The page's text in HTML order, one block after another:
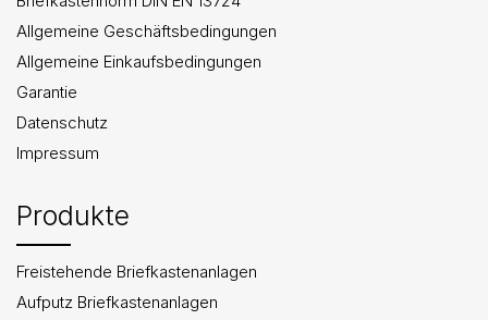
Allgemeine Geschäftsbedingungen
Allgemeine Einkaufsbedingungen
Garantie
Datenschutz
Impressum
Produkte
Freistehende Briefkastenanlagen
Aufputz Briefkastenanlagen